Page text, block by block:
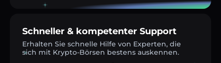
Schneller & kompetenter Support
Erhalten Sie schnelle Hilfe von Experten, die
sich mit Krypto-Börsen bestens auskennen.